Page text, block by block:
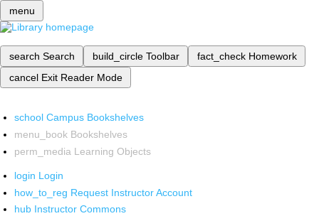
menu
search Search build_circle Toolbar fact_check Homework
cancel Exit Reader Mode
school Campus Bookshelves
menu_book Bookshelves
perm_media Learning Objects
login Login
how_to_reg Request Instructor Account
hub Instructor Commons